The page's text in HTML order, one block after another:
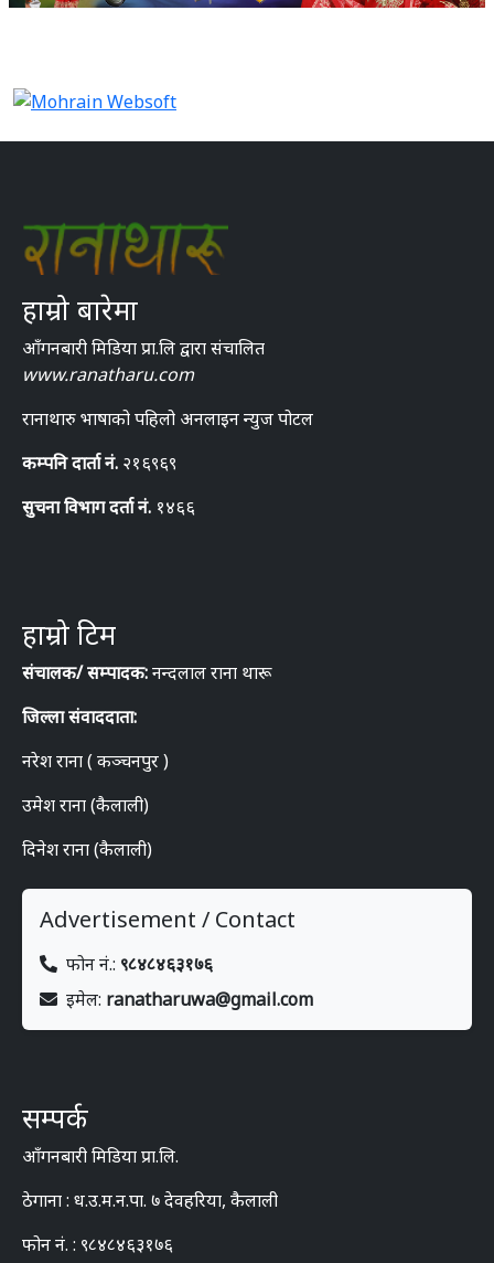
हाम्रो बारेमा
आँगनबारी मिडिया प्रा.लि द्वारा संचालित
www.ranatharu.com
रानाथारु भाषाको पहिलो अनलाइन न्युज पोटल
कम्पनि दार्ता नं. २१६९६९
सुचना विभाग दर्ता नं. १४६६
हाम्रो टिम
संचालक/ सम्पादक:नन्दलाल राना थारू
जिल्ला संवाददाता:
नरेश राना ( कञ्चनपुर )
उमेश राना (कैलाली)
दिनेश राना (कैलाली)
Advertisement / Contact
फोन नं.: ९८४८४६३१७६
इमेल: ranatharuwa@gmail.com
सम्पर्क
आँगनबारी मिडिया प्रा.लि.
ठेगाना : ध.उ.म.न.पा. ७ देवहरिया, कैलाली
फोन नं. : ९८४८४६३१७६